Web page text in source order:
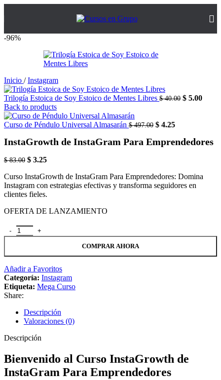
-96%
Inicio / Instagram
Trilogía Estoica de Soy Estoico de Mentes Libres $40.00 El
$ 5.00El
Back to products
Curso de Péndulo Universal Almasarán $497.00 El
original
$ 4.25El
actual
InstaGrowth de InstaGram Para Emprendedores
$83.00 El
original
era:
$ 83.00.
$ 3.25El
actual
es:
$ 3.25.
Curso InstaGrowth de InstaGram Para Emprendedores: Domina
Instagram con estrategias efectivas y transforma seguidores en
clientes fieles.
OFERTA DE LANZAMIENTO
InstaGrowth de InstaGram Para Emprendedores cantidad
COMPRAR AHORA
Añadir a Favoritos
Categoría: Instagram
Etiqueta: Mega Curso
Share:
Descripción
Valoraciones (0)
Descripción
Bienvenido al Curso InstaGrowth de
InstaGram Para Emprendedores